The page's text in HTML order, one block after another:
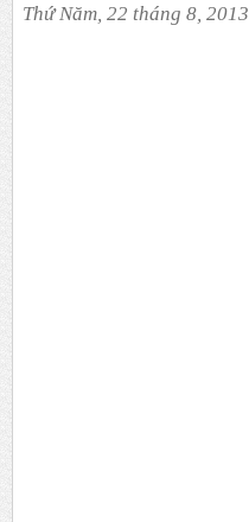
Thứ Năm, 22 tháng 8, 2013